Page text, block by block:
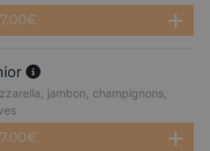
€
jambon, champignons,
€